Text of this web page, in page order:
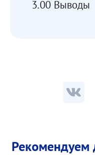
3.00 Выводы
Рекомендуем